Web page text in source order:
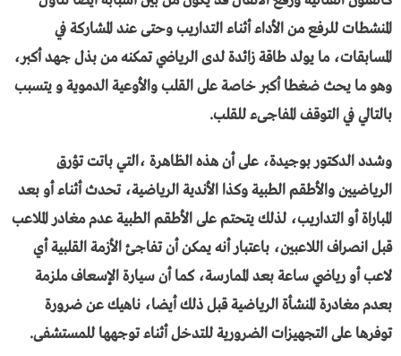
المنشطات للرفع من الأداء أثناء التداريب وحتى عند المشاركة في
المسابقات، ما يولد طاقة زائدة لدى الرياضي تمكنه من بذل جهد أكبر،
وهو ما يحث ضغطا أكبر خاصة على القلب والأوعية الدموية و يتسبب
بالتالي في التوقف المفاجىء للقلب.
وشدد الدكتور بوجيدة، على أن هذه الظاهرة ،التي باتت تؤرق
الرياضيين والأطقم الطبية وكذا الأندية الرياضية، تحدث أثناء أو بعد
المباراة أو التداريب، لذلك يتحتم على الأطقم الطبية عدم مغادر الملاعب
قبل انصراف اللاعبين، باعتبار أنه يمكن أن تفاجئ الأزمة القلبية أي
لاعب أو رياضي ساعة بعد الممارسة، كما أن سيارة الإسعاف ملزمة
بعدم مغادرة المنشأة الرياضية قبل ذلك أيضا، ناهيك عن ضرورة
توفرها على التجهيزات الضرورية للتدخل أثناء توجهها للمستشفى.